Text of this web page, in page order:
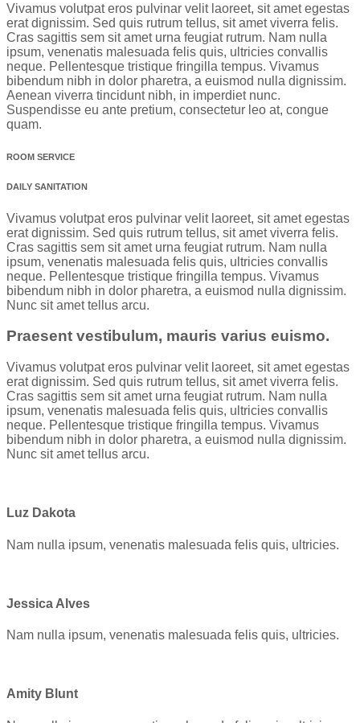
Vivamus volutpat eros pulvinar velit laoreet, sit amet egestas
erat dignissim. Sed quis rutrum tellus, sit amet viverra felis.
Cras sagittis sem sit amet urna feugiat rutrum. Nam nulla
ipsum, venenatis malesuada felis quis, ultricies convallis
neque. Pellentesque tristique fringilla tempus. Vivamus
bibendum nibh in dolor pharetra, a euismod nulla dignissim.
Aenean viverra tincidunt nibh, in imperdiet nunc.
Suspendisse eu ante pretium, consectetur leo at, congue
quam.
ROOM SERVICE
DAILY SANITATION
Vivamus volutpat eros pulvinar velit laoreet, sit amet egestas
erat dignissim. Sed quis rutrum tellus, sit amet viverra felis.
Cras sagittis sem sit amet urna feugiat rutrum. Nam nulla
ipsum, venenatis malesuada felis quis, ultricies convallis
neque. Pellentesque tristique fringilla tempus. Vivamus
bibendum nibh in dolor pharetra, a euismod nulla dignissim.
Nunc sit amet tellus arcu.
Praesent vestibulum, mauris varius euismo.
Vivamus volutpat eros pulvinar velit laoreet, sit amet egestas
erat dignissim. Sed quis rutrum tellus, sit amet viverra felis.
Cras sagittis sem sit amet urna feugiat rutrum. Nam nulla
ipsum, venenatis malesuada felis quis, ultricies convallis
neque. Pellentesque tristique fringilla tempus. Vivamus
bibendum nibh in dolor pharetra, a euismod nulla dignissim.
Nunc sit amet tellus arcu.
Luz Dakota
Nam nulla ipsum, venenatis malesuada felis quis, ultricies.
Jessica Alves
Nam nulla ipsum, venenatis malesuada felis quis, ultricies.
Amity Blunt